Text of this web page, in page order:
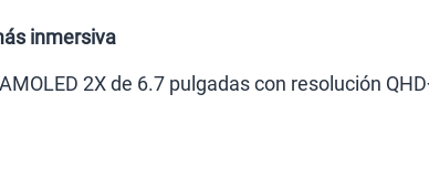
inmersiva
2X de 6.7 pulgadas con resolución